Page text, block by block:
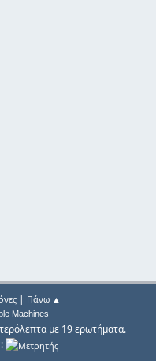
| Πάνω ▲
Machines
με 19 ερωτήματα.